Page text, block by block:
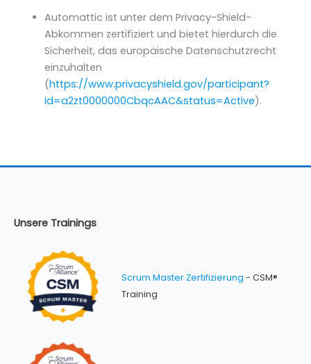
Automattic ist unter dem Privacy-Shield-
Abkommen zertifiziert und bietet hierdurch die
Sicherheit, das europäische Datenschutzrecht
einzuhalten
(https://www.privacyshield.gov/participant?
id=a2zt0000000CbqcAAC&status=Active).
Unsere Trainings
Scrum Master Zertifizierung - CSM®
Training